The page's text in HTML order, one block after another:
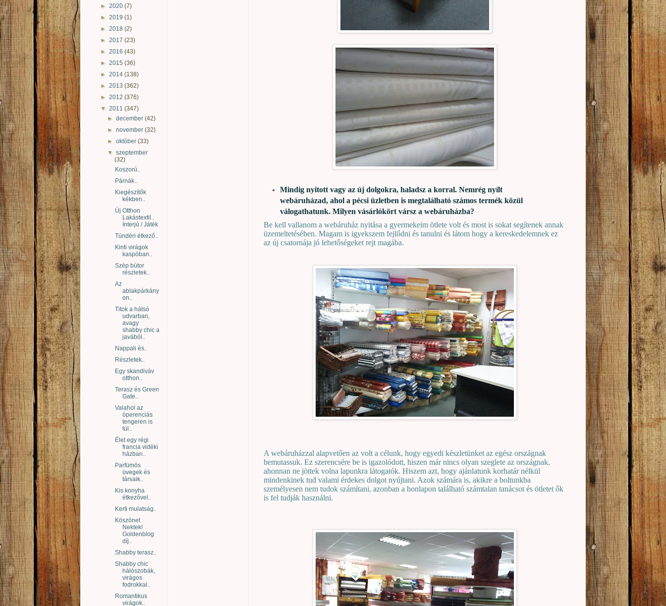
Mindig nyitott vagy az új dolgokra, haladsz a korral. Nemrég nyílt
webáruházad, ahol a pécsi üzletben is megtalálható számos termék közül
válogathatunk. Milyen vásárlókört vársz a webáruházba?
Be kell vallanom a webáruház nyitása a gyermekeim ötlete volt és most is sokat segítenek annak
üzemeltetésében. Magam is igyekszem fejlődni és tanulni és látom hogy a kereskedelemnek ez
az új csatornája jó lehetőségeket rejt magába.
A webáruházzal alapvetően az volt a célunk, hogy egyedi készletünket az egész országnak
bemutassuk. Ez szerencsére be is igazolódott, hiszen már nincs olyan szeglete az országnak,
ahonnan ne jöttek volna lapunkra látogatók. Hiszem azt, hogy ajánlatunk korhatár nélkül
mindenkinek tud valami érdekes dolgot nyújtani. Azok számára is, akikre a boltunkba
személyesen nem tudok számítani, azonban a honlapon található számtalan tanácsot és ötletet ők
is fel tudják használni.
► 2020 (7)
► 2019 (1)
► 2018 (2)
► 2017 (23)
► 2016 (43)
► 2015 (36)
► 2014 (138)
► 2013 (362)
► 2012 (376)
▼ 2011 (347)
►december(42)
►november(32)
►október(33)
▼szeptember
(32)
Koszorú..
Párnák..
Kiegészítők
kékben..
Új Otthon
Lakástextil..
Interjú / Játék
Tündéri étkező..
Kinti virágok
kaspóban..
Szép bútor
részletek..
Az
ablakpárkány
on..
Titok a hátsó
udvarban,
avagy
shabby chic a
javából..
Nappali és..
Részletek..
Egy skandiváv
otthon..
Terasz és Green
Gate..
Valahol az
óperenciás
tengeren is
túl..
Élet egy régi
francia vidéki
házban..
Parfümös
üvegek és
társaik..
Kis konyha
étkezővel..
Kerti mulatság..
Köszönet
Nektek!
Goldenblog
díj..
Shabby terasz..
Shabby chic
hálószobák,
virágos
fodrokkal..
Romantikus
virágok..